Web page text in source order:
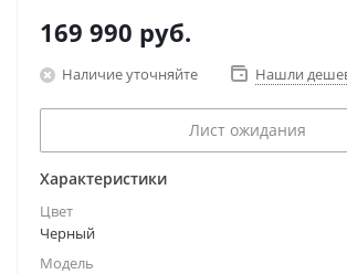
169 990 руб.
Наличие уточняйте Нашли
Лист ожидания
Характеристики
Цвет
Черный
Модель